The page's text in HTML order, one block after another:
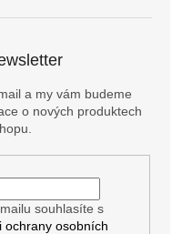
a my vám budeme
o nových produktech
souhlasíte s
ochrany osobních